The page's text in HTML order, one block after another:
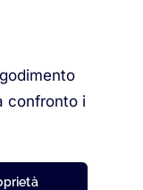
confronto i